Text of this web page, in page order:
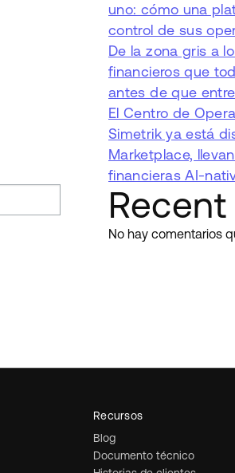
uno: cómo una
control de sus
De la zona gris a
financieros que
antes de que
El Centro de
Simetrik ya está
Marketplace,
financieras AI-
No hay comentarios
Recursos
Blog
Documento técnico